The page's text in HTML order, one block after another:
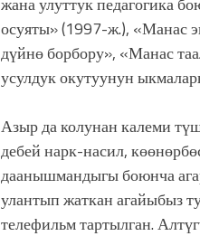
осуяты» (1997-ж.), «Манас
дүйнө борбору», «Манас
усулдук окутуунун
Азыр да колунан калеми
дебей нарк-насил,
даанышмандыгы боюнча
улантып жаткан агайыбыз
телефильм тартылган.